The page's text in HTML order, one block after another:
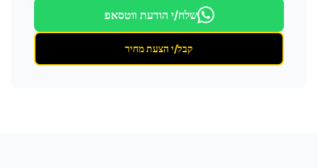
שלח/י הודעת ווטסאפ
קבל/י הצעת מחיר